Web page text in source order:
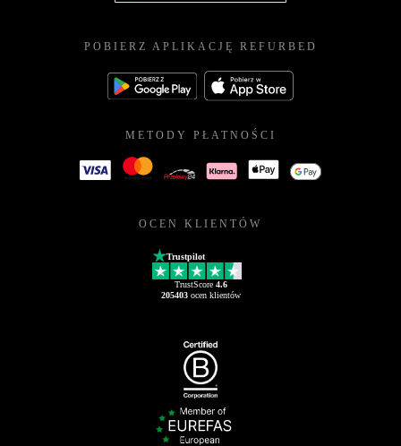
POBIERZ APLIKACJĘ REFURBED
METODY PŁATNOŚCI
OCEN KLIENTÓW
Trustpilot
TrustScore 4.6
205403ocen klientów